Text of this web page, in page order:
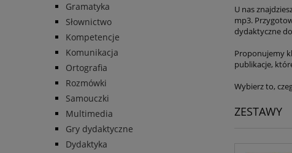
Gramatyka
Słownictwo
Kompetencje
Komunikacja
Ortografia
Rozmówki
Samouczki
Multimedia
Gry dydaktyczne
Dydaktyka
U nas
mp3.
dydaktyczne
Proponujemy
publikacje,
Wybierz to,
ZESTAWY